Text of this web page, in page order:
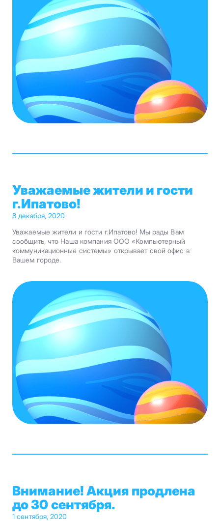
Уважаемые жители и гости
г.Ипатово!
8 декабря, 2020
Уважаемые жители и гости г.Ипатово! Мы рады Вам
сообщить, что Наша компания ООО «Компьютерный
коммуникационные системы» открывает свой офис в
Вашем городе.
Внимание! Акция продлена
до 30 сентября.
1 сентября, 2020